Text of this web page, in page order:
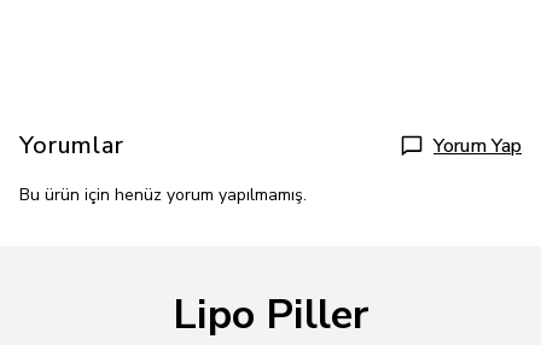
Yorumlar Yorum Yap
Bu ürün için henüz yorum yapılmamış.
Lipo Piller